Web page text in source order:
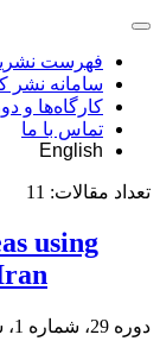
فهرست
سامانه نشر
کارگاه‌ها و
تماس با ما
English
تعداد مقالات: 11
using
دوره 29، شماره 1، شهریور 2024، صفحه